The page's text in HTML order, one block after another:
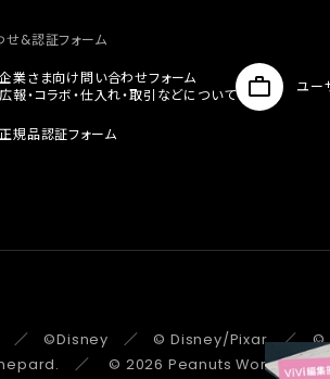
せ&認証フォーム
企業さま向け問い合わせフォーム
広報・コラボ・仕入れ・取引などについて
ユー
正規品認証フォーム
／ ©Disney ／ © Disney/Pixar ／ ©
Shepard. ／ © 2026 Peanuts